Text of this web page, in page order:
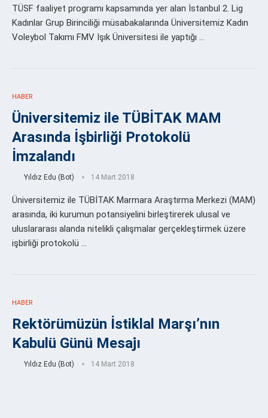
TÜSF faaliyet programı kapsamında yer alan İstanbul 2. Lig
Kadınlar Grup Birinciliği müsabakalarında Üniversitemiz Kadın
Voleybol Takımı FMV Işık Üniversitesi ile yaptığı …
HABER
Üniversitemiz ile TÜBİTAK MAM
Arasında İşbirliği Protokolü
İmzalandı
Yıldız Edu (Bot) 14 Mart 2018
Üniversitemiz ile TÜBİTAK Marmara Araştırma Merkezi (MAM)
arasında, iki kurumun potansiyelini birleştirerek ulusal ve
uluslararası alanda nitelikli çalışmalar gerçekleştirmek üzere
işbirliği protokolü …
HABER
Rektörümüzün İstiklal Marşı’nın
Kabulü Günü Mesajı
Yıldız Edu (Bot) 14 Mart 2018